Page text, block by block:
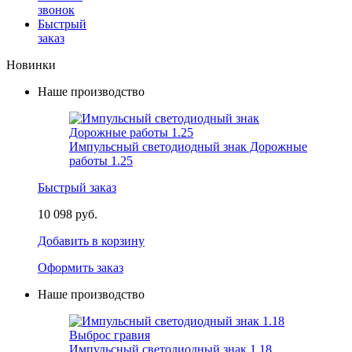
звонок
Быстрый
заказ
Новинки
Наше производство
Импульсный светодиодный знак Дорожные
работы 1.25
Быстрый заказ
10 098 руб.
Добавить в корзину
Оформить заказ
Наше производство
Импульсный светодиодный знак 1.18